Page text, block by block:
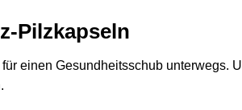
Pilzkapseln
einen Gesundheitsschub unterwegs.